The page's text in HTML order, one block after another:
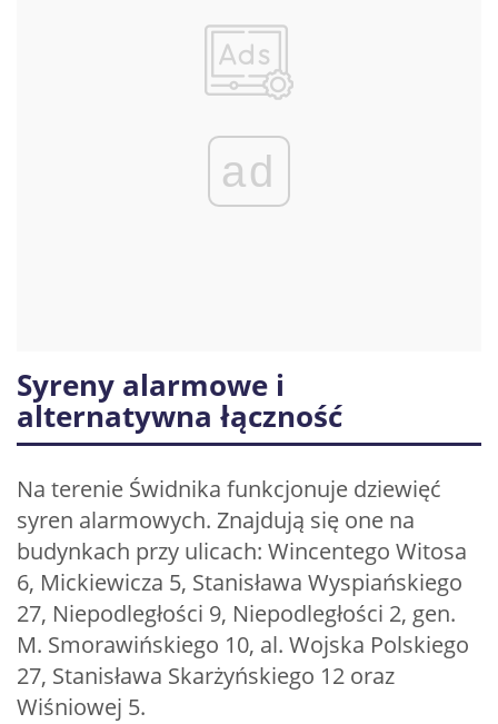
ad
Syreny alarmowe i
alternatywna łączność
Na terenie Świdnika funkcjonuje dziewięć
syren alarmowych. Znajdują się one na
budynkach przy ulicach: Wincentego Witosa
6, Mickiewicza 5, Stanisława Wyspiańskiego
27, Niepodległości 9, Niepodległości 2, gen.
M. Smorawińskiego 10, al. Wojska Polskiego
27, Stanisława Skarżyńskiego 12 oraz
Wiśniowej 5.